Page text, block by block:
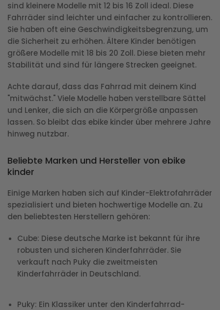
sind kleinere Modelle mit 12 bis 16 Zoll ideal. Diese
Fahrräder sind leichter und einfacher zu kontrollieren.
Sie haben oft eine Geschwindigkeitsbegrenzung, um
die Sicherheit zu erhöhen. Ältere Kinder benötigen
größere Modelle mit 18 bis 20 Zoll. Diese bieten mehr
Stabilität und sind für längere Strecken geeignet.
Achte darauf, dass das Fahrrad mit deinem Kind
"mitwächst." Viele Modelle haben verstellbare Sättel
und Lenker, die sich an die Körpergröße anpassen
lassen. So bleibt das ebike kinder über mehrere Jahre
hinweg nutzbar.
Beliebte Marken und Hersteller von ebike
kinder
Einige Marken haben sich auf Kinder-Elektrofahrräder
spezialisiert und bieten hochwertige Modelle an. Zu
den beliebtesten Herstellern gehören:
Cube: Diese deutsche Marke ist bekannt für ihre
robusten und sicheren Kinderfahrräder. Sie
verkauft nach Puky die zweitmeisten
Kinderfahrräder in Deutschland.
Puky: Ein Klassiker unter den Kinderfahrrad-